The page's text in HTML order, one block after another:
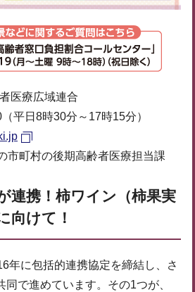
医療広域連合
平日8時30分～17時15分）
市町村の後期高齢者医療担当課
連携！柿ワイン（柿果実
向けて！
年に包括的連携協定を締結し、さ
同で進めています。その1つが、